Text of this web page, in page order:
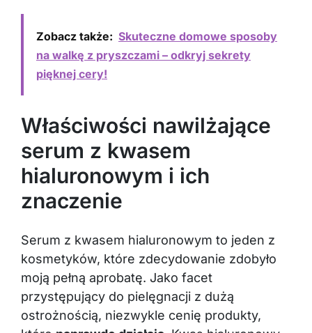
Zobacz także: Skuteczne domowe sposoby
na walkę z pryszczami – odkryj sekrety
pięknej cery!
Właściwości nawilżające
serum z kwasem
hialuronowym i ich
znaczenie
Serum z kwasem hialuronowym to jeden z
kosmetyków, które zdecydowanie zdobyło
moją pełną aprobatę. Jako facet
przystępujący do pielęgnacji z dużą
ostrożnością, niezwykle cenię produkty,